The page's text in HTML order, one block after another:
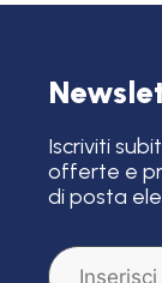
Iscriviti
offerte e
di posta